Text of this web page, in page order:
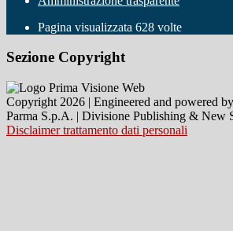
Pagina visualizzata 628 volte
Sezione Copyright
Copyright 2026 | Engineered and powered
Parma S.p.A. | Divisione Publishing & New
Disclaimer trattamento dati personali